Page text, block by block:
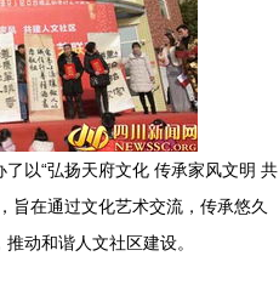
以“弘扬天府文化 传承家风文明 共
旨在通过文化艺术交流，传承悠久
动和谐人文社区建设。